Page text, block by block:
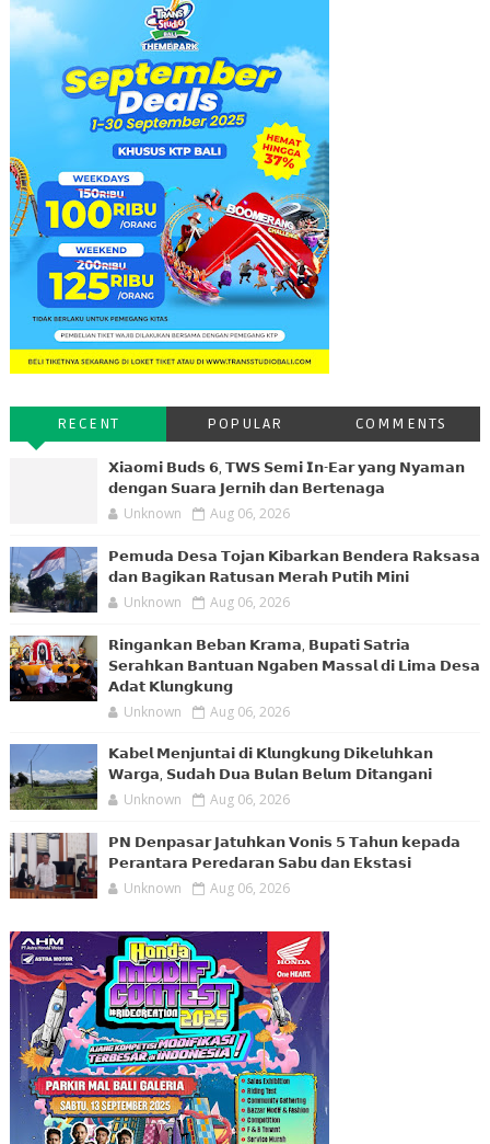
RECENT POPULAR COMMENTS
𝗫𝗶𝗮𝗼𝗺𝗶 𝗕𝘂𝗱𝘀 𝟲, 𝗧𝗪𝗦 𝗦𝗲𝗺𝗶 𝗜𝗻-𝗘𝗮𝗿 𝘆𝗮𝗻𝗴 𝗡𝘆𝗮𝗺𝗮𝗻
𝗱𝗲𝗻𝗴𝗮𝗻 𝗦𝘂𝗮𝗿𝗮 𝗝𝗲𝗿𝗻𝗶𝗵 𝗱𝗮𝗻 𝗕𝗲𝗿𝘁𝗲𝗻𝗮𝗴𝗮
Unknown Aug 06, 2026
𝗣𝗲𝗺𝘂𝗱𝗮 𝗗𝗲𝘀𝗮 𝗧𝗼𝗷𝗮𝗻 𝗞𝗶𝗯𝗮𝗿𝗸𝗮𝗻 𝗕𝗲𝗻𝗱𝗲𝗿𝗮 𝗥𝗮𝗸𝘀𝗮𝘀𝗮
𝗱𝗮𝗻 𝗕𝗮𝗴𝗶𝗸𝗮𝗻 𝗥𝗮𝘁𝘂𝘀𝗮𝗻 𝗠𝗲𝗿𝗮𝗵 𝗣𝘂𝘁𝗶𝗵 𝗠𝗶𝗻𝗶
Unknown Aug 06, 2026
𝗥𝗶𝗻𝗴𝗮𝗻𝗸𝗮𝗻 𝗕𝗲𝗯𝗮𝗻 𝗞𝗿𝗮𝗺𝗮, 𝗕𝘂𝗽𝗮𝘁𝗶 𝗦𝗮𝘁𝗿𝗶𝗮
𝗦𝗲𝗿𝗮𝗵𝗸𝗮𝗻 𝗕𝗮𝗻𝘁𝘂𝗮𝗻 𝗡𝗴𝗮𝗯𝗲𝗻 𝗠𝗮𝘀𝘀𝗮𝗹 𝗱𝗶 𝗟𝗶𝗺𝗮 𝗗𝗲𝘀𝗮
𝗔𝗱𝗮𝘁 𝗞𝗹𝘂𝗻𝗴𝗸𝘂𝗻𝗴
Unknown Aug 06, 2026
𝗞𝗮𝗯𝗲𝗹 𝗠𝗲𝗻𝗷𝘂𝗻𝘁𝗮𝗶 𝗱𝗶 𝗞𝗹𝘂𝗻𝗴𝗸𝘂𝗻𝗴 𝗗𝗶𝗸𝗲𝗹𝘂𝗵𝗸𝗮𝗻
𝗪𝗮𝗿𝗴𝗮, 𝗦𝘂𝗱𝗮𝗵 𝗗𝘂𝗮 𝗕𝘂𝗹𝗮𝗻 𝗕𝗲𝗹𝘂𝗺 𝗗𝗶𝘁𝗮𝗻𝗴𝗮𝗻𝗶
Unknown Aug 06, 2026
𝗣𝗡 𝗗𝗲𝗻𝗽𝗮𝘀𝗮𝗿 𝗝𝗮𝘁𝘂𝗵𝗸𝗮𝗻 𝗩𝗼𝗻𝗶𝘀 𝟱 𝗧𝗮𝗵𝘂𝗻 𝗸𝗲𝗽𝗮𝗱𝗮
𝗣𝗲𝗿𝗮𝗻𝘁𝗮𝗿𝗮 𝗣𝗲𝗿𝗲𝗱𝗮𝗿𝗮𝗻 𝗦𝗮𝗯𝘂 𝗱𝗮𝗻 𝗘𝗸𝘀𝘁𝗮𝘀𝗶
Unknown Aug 06, 2026